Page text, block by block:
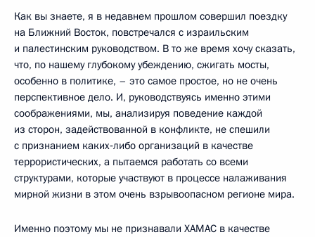
Как вы знаете, я в недавнем прошлом совершил поездку
на Ближний Восток, повстречался с израильским
и палестинским руководством. В то же время хочу сказать,
что, по нашему глубокому убеждению, сжигать мосты,
особенно в политике, – это самое простое, но не очень
перспективное дело. И, руководствуясь именно этими
соображениями, мы, анализируя поведение каждой
из сторон, задействованной в конфликте, не спешили
с признанием каких‑либо организаций в качестве
террористических, а пытаемся работать со всеми
структурами, которые участвуют в процессе налаживания
мирной жизни в этом очень взрывоопасном регионе мира.
Именно поэтому мы не признавали ХАМАС в качестве